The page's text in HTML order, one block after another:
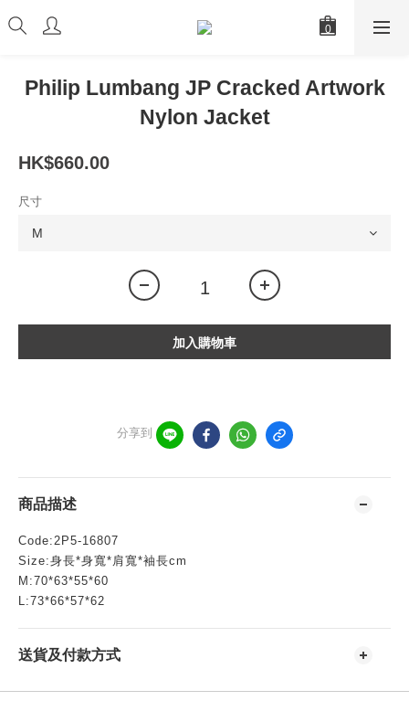
Philip Lumbang JP Cracked Artwork
Nylon Jacket
HK$660.00
尺寸
加入購物車
分享到
商品描述
Code:2P5-16807
Size:身長*身寬*肩寬*袖長cm
M:70*63*55*60
L:73*66*57*62
送貨及付款方式